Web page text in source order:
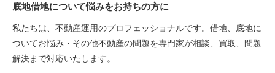
底地借地について悩みをお持ちの方に
私たちは、不動産運用のプロフェッショナルです。借地、底地に
ついてお悩み・その他不動産の問題を専門家が相談、買取、問題
解決まで対応いたします。